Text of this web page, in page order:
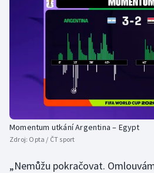
Jezdectví
Krasobruslení
Lezení
Lyže a snowboard
Moderní pětiboj
Momentum utkání Argentina – Egypt
Zdroj: Opta / ČT sport
„Nemůžu pokračovat.